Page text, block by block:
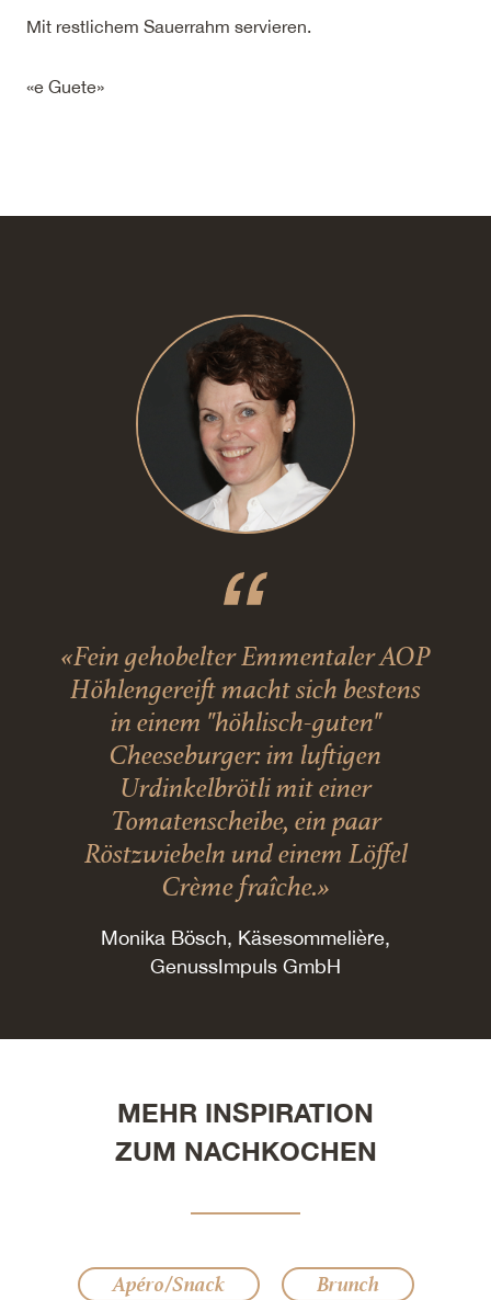
Mit restlichem Sauerrahm servieren.
«e Guete»
«Fein gehobelter Emmentaler AOP
Höhlengereift macht sich bestens
in einem "höhlisch-guten"
Cheeseburger: im luftigen
Urdinkelbrötli mit einer
Tomatenscheibe, ein paar
Röstzwiebeln und einem Löffel
Crème fraîche.»
Monika Bösch, Käsesommelière,
GenussImpuls GmbH
MEHR INSPIRATION
ZUM NACHKOCHEN
Apéro/Snack
Brunch